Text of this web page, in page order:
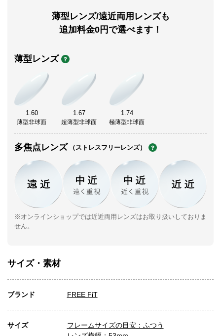
薄型レンズ/遠近両用レンズも
追加料金0円で選べます！
薄型レンズ
1.60
薄型非球面
1.67
超薄型非球面
1.74
極薄型非球面
多焦点レンズ （ストレスフリーレンズ）
※オンラインショップでは近近両用レンズはお取り扱いしておりま
せん。
サイズ・素材
ブランド FREE FiT
サイズ
フレームサイズの目安：ふつう